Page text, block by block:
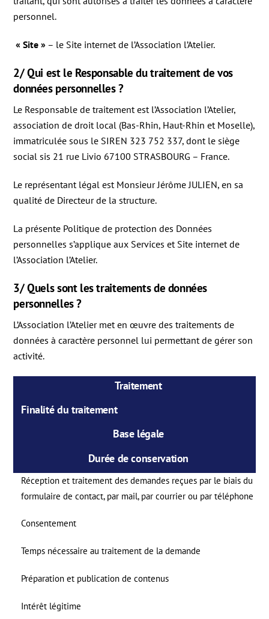
personnel.
« Site » – le Site internet de l’Association l’Atelier.
2/ Qui est le Responsable du traitement de vos
données personnelles ?
Le Responsable de traitement est l’Association l’Atelier,
association de droit local (Bas-Rhin, Haut-Rhin et Moselle),
immatriculée sous le SIREN 323 752 337, dont le siège
social sis 21 rue Livio 67100 STRASBOURG – France.
Le représentant légal est Monsieur Jérôme JULIEN, en sa
qualité de Directeur de la structure.
La présente Politique de protection des Données
personnelles s’applique aux Services et Site internet de
l’Association l’Atelier.
3/ Quels sont les traitements de données
personnelles ?
L’Association l’Atelier met en œuvre des traitements de
données à caractère personnel lui permettant de gérer son
activité.
Traitement
Finalité du traitement
Base légale
Durée de conservation
Réception et traitement des demandes reçues par le biais du
formulaire de contact, par mail, par courrier ou par téléphone
Consentement
Temps nécessaire au traitement de la demande
Préparation et publication de contenus
Intérêt légitime